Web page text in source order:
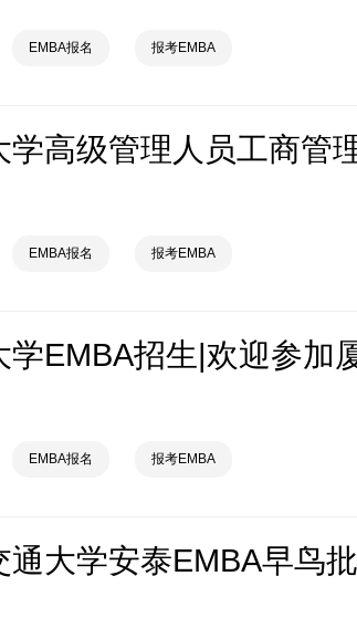
EMBA报名 报考EMBA
EMBA报名 报考EMBA
EMBA报名 报考EMBA